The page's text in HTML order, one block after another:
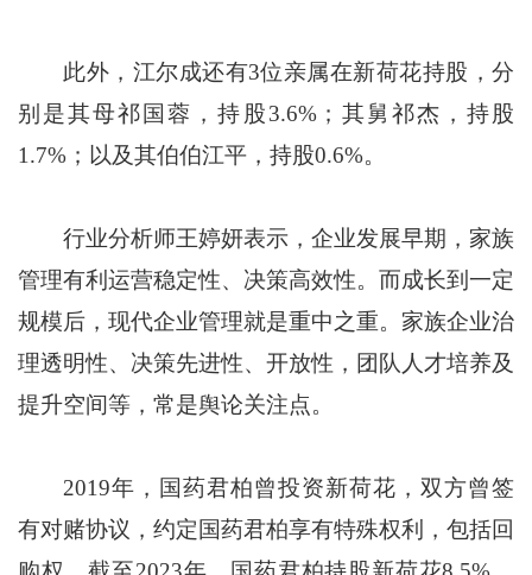
此外，江尔成还有3位亲属在新荷花持股，分
别是其母祁国蓉，持股3.6%；其舅祁杰，持股
1.7%；以及其伯伯江平，持股0.6%。
行业分析师王婷妍表示，企业发展早期，家族
管理有利运营稳定性、决策高效性。而成长到一定
规模后，现代企业管理就是重中之重。家族企业治
理透明性、决策先进性、开放性，团队人才培养及
提升空间等，常是舆论关注点。
2019年，国药君柏曾投资新荷花，双方曾签
有对赌协议，约定国药君柏享有特殊权利，包括回